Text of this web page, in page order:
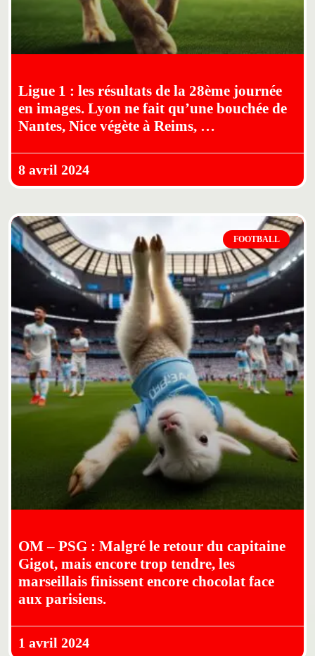
Ligue 1 : les résultats de la 28ème journée
en images. Lyon ne fait qu’une bouchée de
Nantes, Nice végète à Reims, …
8 avril 2024
FOOTBALL
OM – PSG : Malgré le retour du capitaine
Gigot, mais encore trop tendre, les
marseillais finissent encore chocolat face
aux parisiens.
1 avril 2024